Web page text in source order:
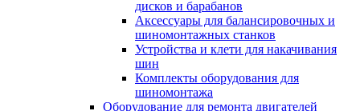
дисков и барабанов
Аксессуары для балансировочных и
шиномонтажных станков
Устройства и клети для накачивания
шин
Комплекты оборудования для
шиномонтажа
Оборудование для ремонта двигателей